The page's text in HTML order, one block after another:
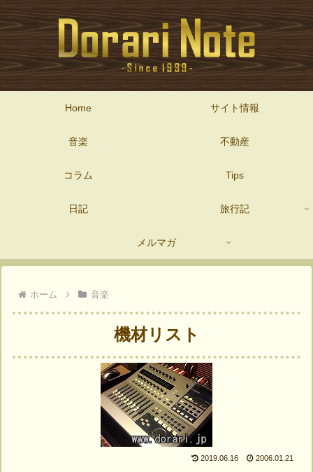
Home サイト情報
音楽 不動産
コラム Tips
日記 旅行記
メルマガ
ホーム 音楽
機材リスト
2019.06.16 2006.01.21